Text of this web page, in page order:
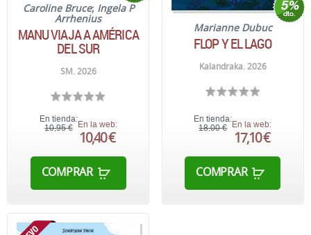
Caroline Bruce; Ingela P
Arrhenius
MANU VIAJA A AMÉRICA
DEL SUR
SM. 2026
En tienda:
10,95 € En la web:
10,40 €
COMPRAR
Marianne Dubuc
FLOP Y EL LAGO
Kalandraka. 2026
En tienda:
18,00 € En la web:
17,10 €
COMPRAR